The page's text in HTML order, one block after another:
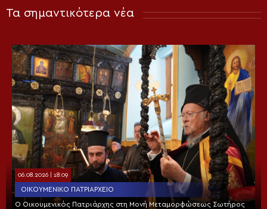
Τα σημαντικότερα νέα
06.08.2026 | 18:09
ΟΙΚΟΥΜΕΝΙΚΌ ΠΑΤΡΙΑΡΧΕΊΟ
Ο Οικουμενικός Πατριάρχης στη Μονή Μεταμορφώσεως Σωτήρος